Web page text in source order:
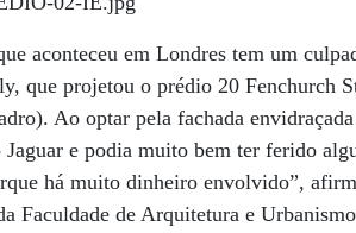
aconteceu em Londres tem um
que projetou o prédio 20 Fenchurch
Ao optar pela fachada
e podia muito bem ter ferido
há muito dinheiro envolvido”,
Faculdade de Arquitetura e